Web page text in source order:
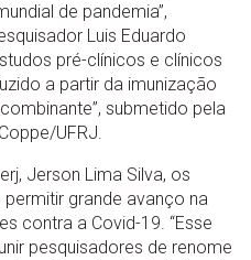
de pandemia”,
Luis Eduardo
pré-clínicos e clínicos
a partir da imunização
submetido pela
UFRJ.
Jerson Lima Silva, os
grande avanço na
contra a Covid-19. “Esse
pesquisadores de renome